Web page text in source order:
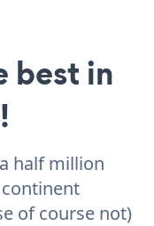
best in
half million
of course not)